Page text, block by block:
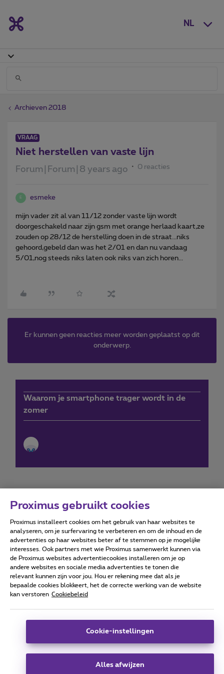
NL
Archieven 2018
VRAAG
Niet herstellen van vaste lijn
Forum|Forum|8 years ago 0 reacties
E esmeke
mijn vader zit al van 11/12 zonder vaste lijn wordt
doorgeschakeld naar zijn gsm met orange herlaad kaart,ze
zouden op 28/12 de herstelling doen in de straat...niks
gehoord,gebeld dan was het 2/01 en dan nu vandaag
5/01,nog steeds niks laten ook niks van zich horen...
Er kunnen geen reacties meer worden geplaatst op dit
onderwerp.
Waarom je smartphone trager wordt in de
zomer
Forumvoorwaarden Accessibility statement
Alle rechten voorbehouden. © Proximus
Algemene voorwaarden, consumenteninfo
Deze website is gecreëerd en wordt beheerd conform het
Koning Albert II-laan 27 - B-1030 Brussel.
Proximus gebruikt cookies
Proximus installeert cookies om het gebruik van haar websites te
analyseren, om je surfervaring te verbeteren en om de inhoud en de
advertenties op haar websites beter af te stemmen op je mogelijke
interesses. Ook partners met wie Proximus samenwerkt kunnen via
de Proximus websites advertentiecookies installeren om je op
andere websites en sociale media advertenties te tonen die
relevant kunnen zijn voor jou. Hou er rekening mee dat als je
bepaalde cookies blokkeert, het de correcte werking van de website
kan verstoren Cookiebeleid
Cookie-instellingen
Alles afwijzen